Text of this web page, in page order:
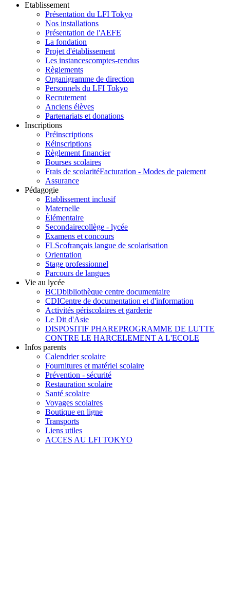
Etablissement
Présentation du LFI Tokyo
Nos installations
Présentation de l'AEFE
La fondation
Projet d'établissement
Les instancescomptes-rendus
Règlements
Organigramme de direction
Personnels du LFI Tokyo
Recrutement
Anciens élèves
Partenariats et donations
Inscriptions
Préinscriptions
Réinscriptions
Règlement financier
Bourses scolaires
Frais de scolaritéFacturation - Modes de paiement
Assurance
Pédagogie
Etablissement inclusif
Maternelle
Élémentaire
Secondairecollège - lycée
Examens et concours
FLScofrançais langue de scolarisation
Orientation
Stage professionnel
Parcours de langues
Vie au lycée
BCDbibliothèque centre documentaire
CDICentre de documentation et d'information
Activités périscolaires et garderie
Le Dit d'Asie
DISPOSITIF PHAREPROGRAMME DE LUTTE
CONTRE LE HARCELEMENT A L'ECOLE
Infos parents
Calendrier scolaire
Fournitures et matériel scolaire
Prévention - sécurité
Restauration scolaire
Santé scolaire
Voyages scolaires
Boutique en ligne
Transports
Liens utiles
ACCES AU LFI TOKYO